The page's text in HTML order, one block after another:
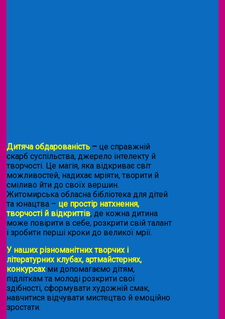
Дитяча обдарованість – це справжній
скарб суспільства, джерело інтелекту й
творчості. Це магія, яка відкриває світ
можливостей, надихає мріяти, творити й
сміливо йти до своїх вершин.
Житомирська обласна бібліотека для дітей
та юнацтва – це простір натхнення,
творчості й відкриттів, де кожна дитина
може повірити в себе, розкрити свій талант
і зробити перші кроки до великої мрії.
У наших різноманітних творчих і
літературних клубах, артмайстернях,
конкурсахми допомагаємо дітям,
підліткам та молоді розкрити свої
здібності, сформувати художній смак,
навчитися відчувати мистецтво й емоційно
зростати.